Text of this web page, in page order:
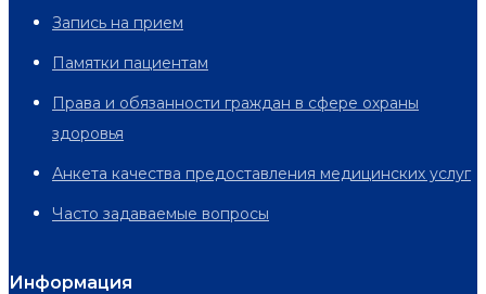
Запись на прием
Памятки пациентам
Права и обязанности граждан в сфере охраны
здоровья
Анкета качества предоставления медицинских услуг
Часто задаваемые вопросы
Информация